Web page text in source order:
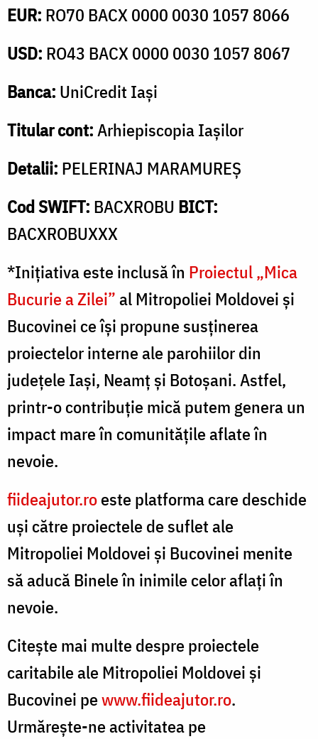
EUR: RO70 BACX 0000 0030 1057 8066
USD: RO43 BACX 0000 0030 1057 8067
Banca: UniCredit Iași
Titular cont:Arhiepiscopia Iașilor
Detalii: PELERINAJ MARAMUREȘ
Cod SWIFT: BACXROBU BICT:
BACXROBUXXX
*Inițiativa este inclusă în Proiectul „Mica
Bucurie a Zilei”al Mitropoliei Moldovei și
Bucovinei ce își propune susținerea
proiectelor interne ale parohiilor din
județele Iași, Neamț și Botoșani. Astfel,
printr-o contribuție mică putem genera un
impact mare în comunitățile aflate în
nevoie.
fiideajutor.roeste platforma care deschide
uși către proiectele de suflet ale
Mitropoliei Moldovei și Bucovinei menite
să aducă Binele în inimile celor aflați în
nevoie.
Citeşte mai multe despre proiectele
caritabile ale Mitropoliei Moldovei și
Bucovinei pewww.fiideajutor.ro.
Urmăreşte-ne activitatea pe